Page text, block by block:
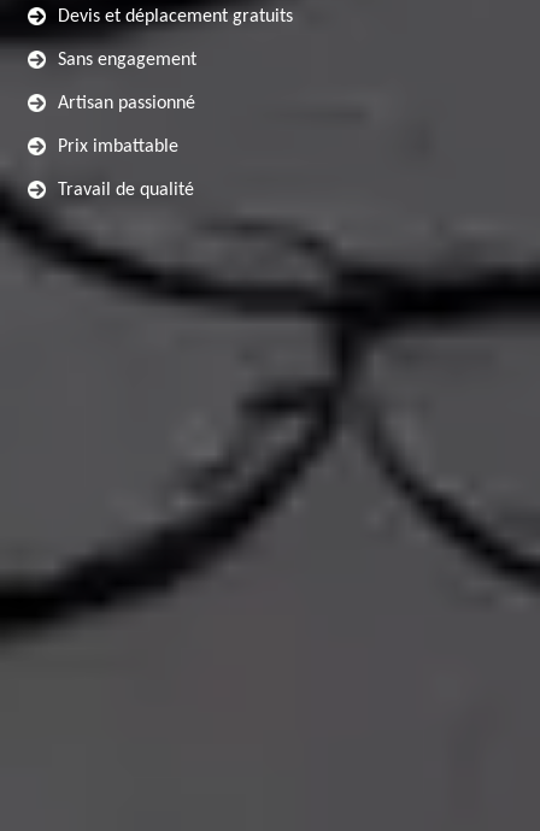
Devis et déplacement gratuits
Sans engagement
Artisan passionné
Prix imbattable
Travail de qualité